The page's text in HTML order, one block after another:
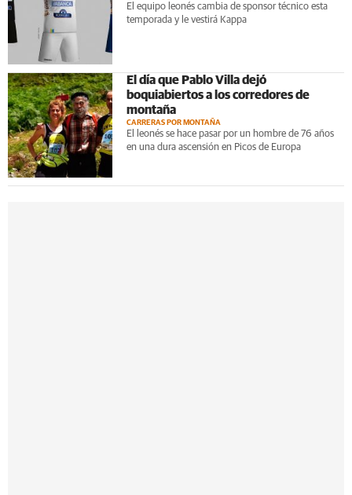
El equipo leonés cambia de sponsor técnico esta
temporada y le vestirá Kappa
El día que Pablo Villa dejó
boquiabiertos a los corredores de
montaña
CARRERAS POR MONTAÑA
El leonés se hace pasar por un hombre de 76 años
en una dura ascensión en Picos de Europa